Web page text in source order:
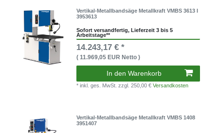
Vertikal-Metallbandsäge Metallkraft VMBS 3613 I
3953613
Sofort versandfertig, Lieferzeit 3 bis 5
Arbeitstage**
14.243,17 € *
( 11.969,05 EUR Netto )
In den Warenkorb
* inkl. ges. MwSt.zzgl. 250,00 €Versandkosten
Vertikal-Metallbandsäge Metallkraft VMBS 1408
3951407